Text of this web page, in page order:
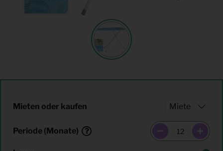
Mieten oder kaufen
Periode (Monate)